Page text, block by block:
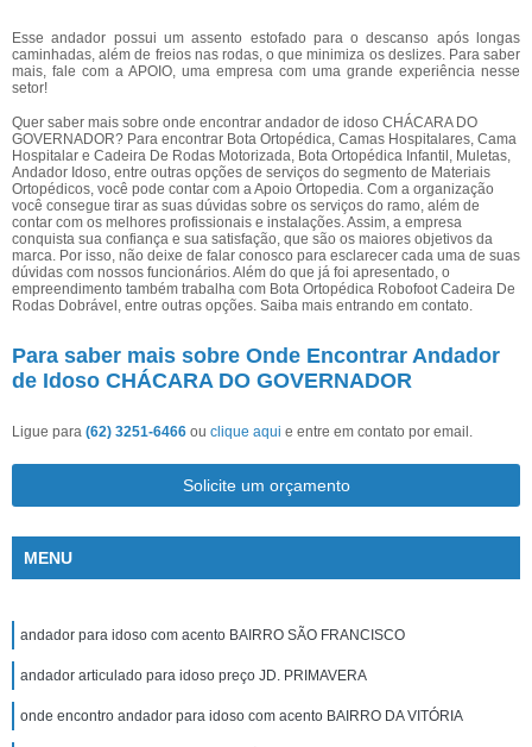
Esse andador possui um assento estofado para o descanso após longas
caminhadas, além de freios nas rodas, o que minimiza os deslizes. Para saber
mais, fale com a APOIO, uma empresa com uma grande experiência nesse
setor!
Quer saber mais sobre onde encontrar andador de idoso CHÁCARA DO
GOVERNADOR? Para encontrar Bota Ortopédica, Camas Hospitalares, Cama
Hospitalar e Cadeira De Rodas Motorizada, Bota Ortopédica Infantil, Muletas,
Andador Idoso, entre outras opções de serviços do segmento de Materiais
Ortopédicos, você pode contar com a Apoio Ortopedia. Com a organização
você consegue tirar as suas dúvidas sobre os serviços do ramo, além de
contar com os melhores profissionais e instalações. Assim, a empresa
conquista sua confiança e sua satisfação, que são os maiores objetivos da
marca. Por isso, não deixe de falar conosco para esclarecer cada uma de suas
dúvidas com nossos funcionários. Além do que já foi apresentado, o
empreendimento também trabalha com Bota Ortopédica Robofoot Cadeira De
Rodas Dobrável, entre outras opções. Saiba mais entrando em contato.
Para saber mais sobre Onde Encontrar Andador
de Idoso CHÁCARA DO GOVERNADOR
Ligue para (62) 3251-6466 ou clique aqui e entre em contato por email.
Solicite um orçamento
MENU
andador para idoso com acento BAIRRO SÃO FRANCISCO
andador articulado para idoso preço JD. PRIMAVERA
onde encontro andador para idoso com acento BAIRRO DA VITÓRIA